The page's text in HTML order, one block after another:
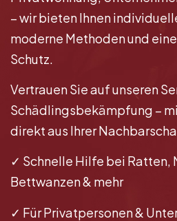
– wir bieten Ihnen
moderne Methoden und
Schutz.
Vertrauen Sie auf unseren
Schädlingsbekämpfung –
direkt aus Ihrer
✓ Schnelle Hilfe bei Ratten,
Bettwanzen & mehr
✓ Für Privatpersonen &